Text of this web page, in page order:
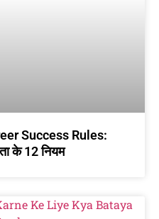
Success Rules:
के 12 नियम